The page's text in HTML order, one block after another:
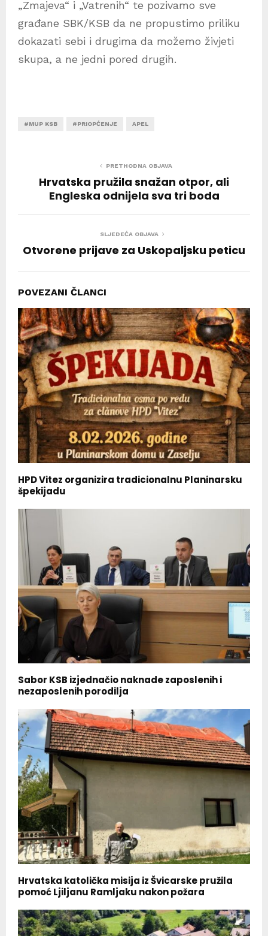
„Zmajeva“ i „Vatrenih“ te pozivamo sve
građane SBK/KSB da ne propustimo priliku
dokazati sebi i drugima da možemo živjeti
skupa, a ne jedni pored drugih.
#MUP KSB #PRIOPĆENJE APEL
PRETHODNA OBJAVA
Hrvatska pružila snažan otpor, ali
Engleska odnijela sva tri boda
SLJEDEĆA OBJAVA
Otvorene prijave za Uskopaljsku peticu
POVEZANI ČLANCI
HPD Vitez organizira tradicionalnu Planinarsku
špekijadu
Sabor KSB izjednačio naknade zaposlenih i
nezaposlenih porodilja
Hrvatska katolička misija iz Švicarske pružila
pomoć Ljiljanu Ramljaku nakon požara